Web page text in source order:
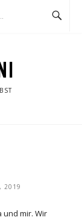
2019
und mir. Wir